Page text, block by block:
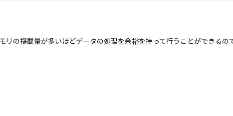
リの搭載量が多いほどデータの処理を余裕を持って行うことができる